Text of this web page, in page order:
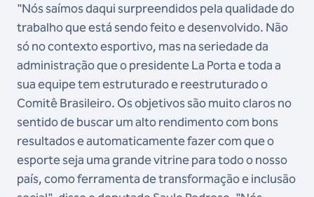
"Nós saímos daqui surpreendidos pela qualidade do
trabalho que está sendo feito e desenvolvido. Não
só no contexto esportivo, mas na seriedade da
administração que o presidente La Porta e toda a
sua equipe tem estruturado e reestruturado o
Comitê Brasileiro. Os objetivos são muito claros no
sentido de buscar um alto rendimento com bons
resultados e automaticamente fazer com que o
esporte seja uma grande vitrine para todo o nosso
país, como ferramenta de transformação e inclusão